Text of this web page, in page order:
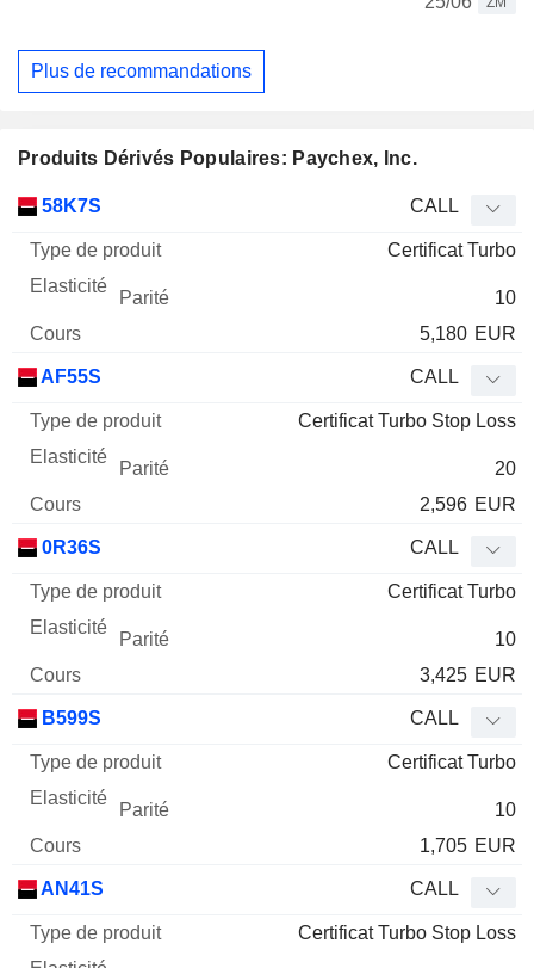
Plus de recommandations
Produits Dérivés Populaires: Paychex, Inc.
Mnemo Type produit
Cours
58K7S CALL
Certificat Turbo
10
5,180 EUR
AF55S CALL
Certificat Turbo Stop Loss
20
2,596 EUR
0R36S CALL
Certificat Turbo
10
3,425 EUR
B599S CALL
Certificat Turbo
10
1,705 EUR
AN41S CALL
Certificat Turbo Stop Loss